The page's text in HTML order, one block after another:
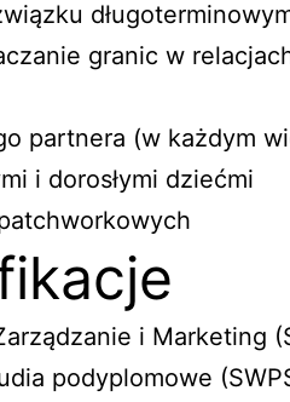
granic w
partnera (w każdym
i dorosłymi dziećmi
i Marketing
podyplomowe